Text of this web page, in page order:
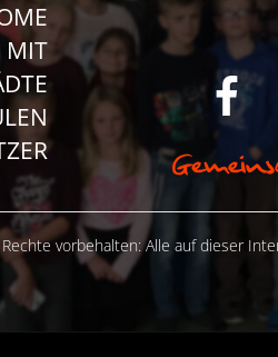
MIT
vorbehalten: Alle auf dieser